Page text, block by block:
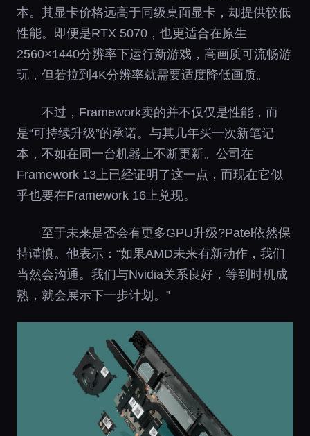
本。其显卡价格远高于同级桌面显卡，却提供较低
性能。即便是RTX 5070，也更适合在原生
2560×1440分辨率下运行新游戏，高画质可流畅游
玩，但若拉到4K分辨率就需要适度降低画质。
不过，Framework卖的并不仅仅是性能，而
是“可持续升级”的承诺。与其几年买一次新笔记
本，不如在同一台机器上不断更新。公司在
Framework 13上已经证明了这一点，而现在它似
乎也要在Framework 16上兑现。
至于未来是否会有更多GPU升级?Patel依然保
持谨慎。他表示：“如果AMD未来有新动作，我们
当然会沟通。我们与Nvidia关系良好，等到时机成
熟，就会展示下一步计划。”